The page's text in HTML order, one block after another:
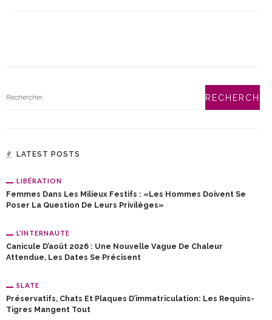
LATEST POSTS
LIBÉRATION
Femmes Dans Les Milieux Festifs : «Les Hommes Doivent Se
Poser La Question De Leurs Privilèges»
L’INTERNAUTE
Canicule D’août 2026 : Une Nouvelle Vague De Chaleur
Attendue, Les Dates Se Précisent
SLATE
Préservatifs, Chats Et Plaques D’immatriculation: Les Requins-
Tigres Mangent Tout